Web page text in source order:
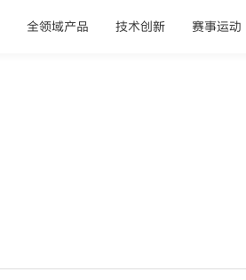
全领域产品 技术创新 赛事运动